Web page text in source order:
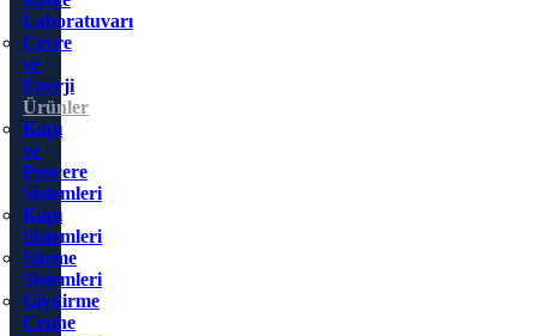
Laboratuvarı
Çevre
ve
Enerji
Ürünler
Kapı
ve
Pencere
Sistemleri
Kapı
Sistemleri
Sürme
Sistemleri
Giydirme
Cephe